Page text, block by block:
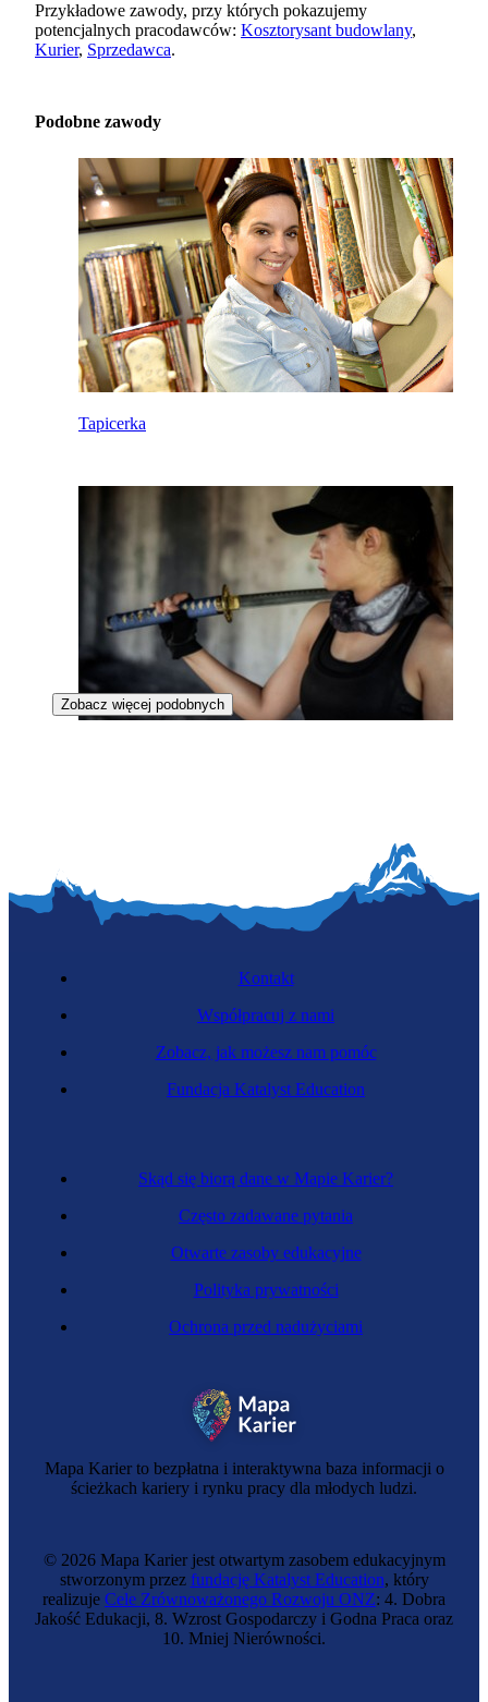
Przykładowe zawody, przy których pokazujemy
potencjalnych pracodawców: Kosztorysant budowlany,
Kurier, Sprzedawca.
Podobne zawody
Tapicerka
Tapicerka samochodowa
Zobacz więcej podobnych
Mapa Karier to bezpłatna i interaktywna baza informacji o
ścieżkach kariery i rynku pracy dla młodych ludzi.
Skąd się biorą dane w Mapie Karier?
Często zadawane pytania
Otwarte zasoby edukacyjne
Polityka prywatności
Ochrona przed nadużyciami
Kontakt
Współpracuj z nami
Zobacz, jak możesz nam pomóc
Fundacja Katalyst Education
© 2026 Mapa Karier jest otwartym zasobem edukacyjnym
stworzonym przez fundację Katalyst Education, który
realizuje Cele Zrównoważonego Rozwoju ONZ: 4. Dobra
Jakość Edukacji, 8. Wzrost Gospodarczy i Godna Praca oraz
10. Mniej Nierówności.